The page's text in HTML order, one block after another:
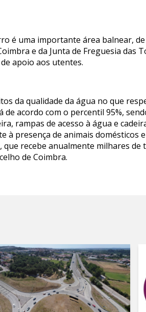
é uma importante área balnear,
e da Junta de Freguesia das
apoio aos utentes.
da qualidade da água no que
acordo com o percentil 95%,
rampas de acesso à água e
à presença de animais
que recebe anualmente milhares
de Coimbra.